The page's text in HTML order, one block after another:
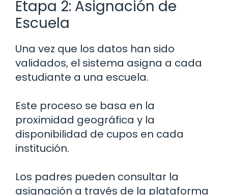
Etapa 2: Asignación de
Escuela
Una vez que los datos han sido
validados, el sistema asigna a cada
estudiante a una escuela.
Este proceso se basa en la
proximidad geográfica y la
disponibilidad de cupos en cada
institución.
Los padres pueden consultar la
asignación a través de la plataforma